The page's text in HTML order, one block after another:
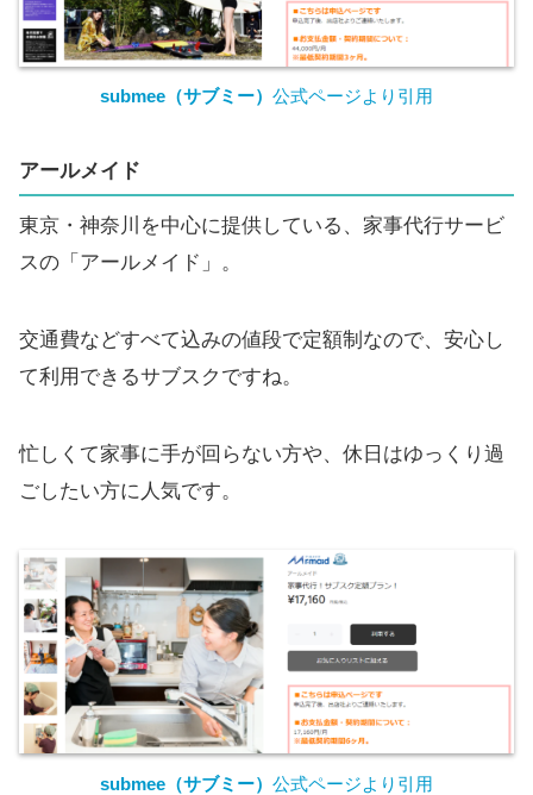
submee（サブミー） 公式ページより引用
アールメイド
東京・神奈川を中心に提供している、家事代行サービ
スの「アールメイド」。
交通費などすべて込みの値段で定額制なので、安心し
て利用できるサブスクですね。
忙しくて家事に手が回らない方や、休日はゆっくり過
ごしたい方に人気です。
submee（サブミー） 公式ページより引用